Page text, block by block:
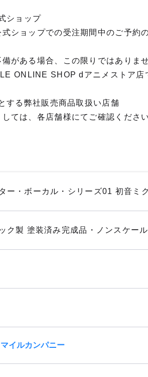
ショップ
ショップでの受注期間中のご予約
がある場合、この限りではありませ
ONLINE SHOP dアニメストア店
する弊社販売商品取扱い店舗
ては、各店舗様にてご確認ください
ー・ボーカル・シリーズ01 初音ミク
ク製 塗装済み完成品・ノンスケー
イルカンパニー